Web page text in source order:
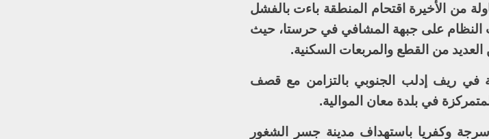
من الأخيرة اقتحام المنطقة باءت بالفشل
النظام على جبهة المشافي في حرستا، حيث
العديد من القطع والمربعات السكنية.
في ريف إدلب الجنوبي بالتزامن مع قصف
في بلدة معان الموالية.
وكفريا باستهداف مدينة جسر الشغور